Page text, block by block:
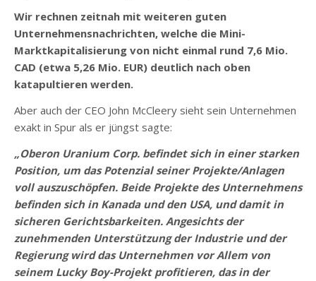
Wir rechnen zeitnah mit weiteren guten
Unternehmensnachrichten, welche die Mini-
Marktkapitalisierung von nicht einmal rund 7,6 Mio.
CAD (etwa 5,26 Mio. EUR) deutlich nach oben
katapultieren werden.
Aber auch der CEO John McCleery sieht sein Unternehmen
exakt in Spur als er jüngst sagte:
„Oberon Uranium Corp. befindet sich in einer starken
Position, um das Potenzial seiner Projekte/Anlagen
voll auszuschöpfen. Beide Projekte des Unternehmens
befinden sich in Kanada und den USA, und damit in
sicheren Gerichtsbarkeiten. Angesichts der
zunehmenden Unterstützung der Industrie und der
Regierung wird das Unternehmen vor Allem von
seinem Lucky Boy-Projekt profitieren, das in der